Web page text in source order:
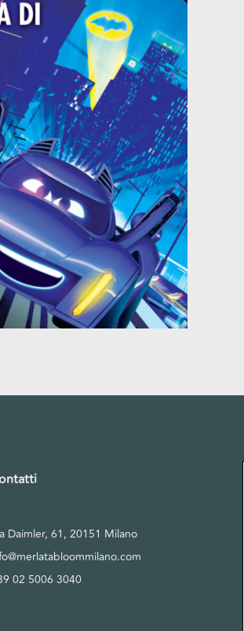
Daimler, 61, 20151 Milano
02 5006 3040